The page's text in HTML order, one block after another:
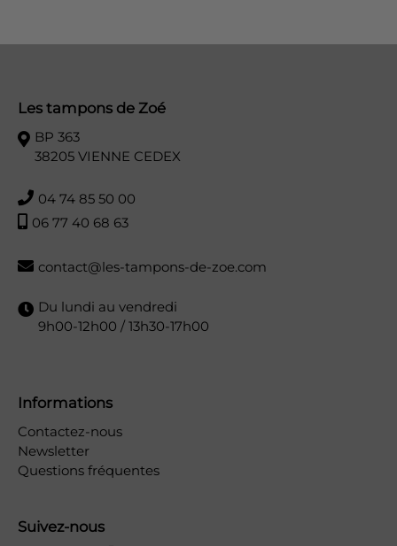
Les tampons de Zoé
BP 363
38205 VIENNE CEDEX
04 74 85 50 00
06 77 40 68 63
contact@les-tampons-de-zoe.com
Du lundi au vendredi
9h00-12h00 / 13h30-17h00
Informations
Contactez-nous
Newsletter
Questions fréquentes
Suivez-nous